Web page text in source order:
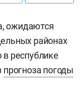
ожидаются
районах
республике
прогноза погоды